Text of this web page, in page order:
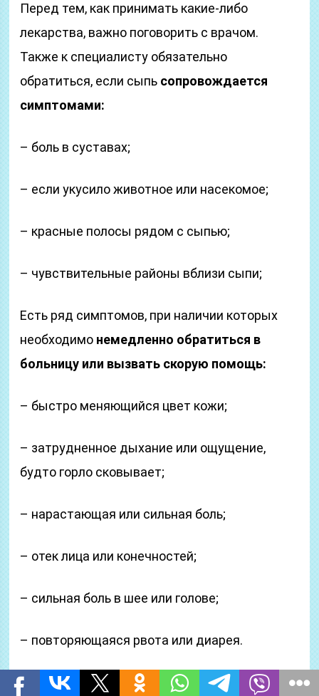
Перед тем, как принимать какие-либо
лекарства, важно поговорить с врачом.
Также к специалисту обязательно
обратиться, если сыпь сопровождается
симптомами:
– боль в суставах;
– если укусило животное или насекомое;
– красные полосы рядом с сыпью;
– чувствительные районы вблизи сыпи;
Есть ряд симптомов, при наличии которых
необходимо немедленно обратиться в
больницу или вызвать скорую помощь:
– быстро меняющийся цвет кожи;
– затрудненное дыхание или ощущение,
будто горло сковывает;
– нарастающая или сильная боль;
– отек лица или конечностей;
– сильная боль в шее или голове;
– повторяющаяся рвота или диарея.
Рассмотрим 56 возможных видов сыпи